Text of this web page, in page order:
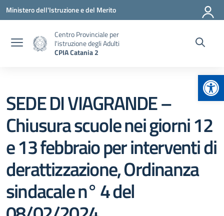
Vai ai contenuti
Vai al menu di navigazione
Vai al footer
Ministero dell'Istruzione e del Merito
Centro Provinciale per
l'istruzione degli Adulti
CPIA Catania 2
SEDE DI VIAGRANDE –
Chiusura scuole nei giorni 12
e 13 febbraio per interventi di
derattizzazione, Ordinanza
sindacale n° 4 del